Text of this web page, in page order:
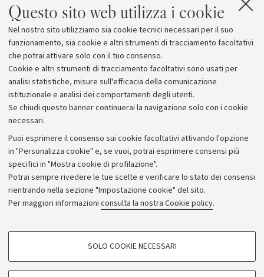
Questo sito web utilizza i cookie
Nel nostro sito utilizziamo sia cookie tecnici necessari per il suo
funzionamento, sia cookie e altri strumenti di tracciamento facoltativi
che potrai attivare solo con il tuo consenso.
Cookie e altri strumenti di tracciamento facoltativi sono usati per
analisi statistiche, misure sull'efficacia della comunicazione
istituzionale e analisi dei comportamenti degli utenti.
Se chiudi questo banner continuerai la navigazione solo con i cookie
necessari.
Puoi esprimere il consenso sui cookie facoltativi attivando l'opzione
in "Personalizza cookie" e, se vuoi, potrai esprimere consensi più
specifici in "Mostra cookie di profilazione".
Potrai sempre rivedere le tue scelte e verificare lo stato dei consensi
rientrando nella sezione "Impostazione cookie" del sito.
Per maggiori informazioni consulta la nostra Cookie policy.
COOKIE DI PROFILAZIONE - FACOLTATIVI
SOLO COOKIE NECESSARI
Archivio
Comunicati stampa
Redazione
Rassegna stampa